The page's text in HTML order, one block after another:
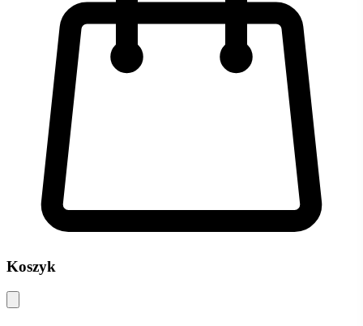
Koszyk